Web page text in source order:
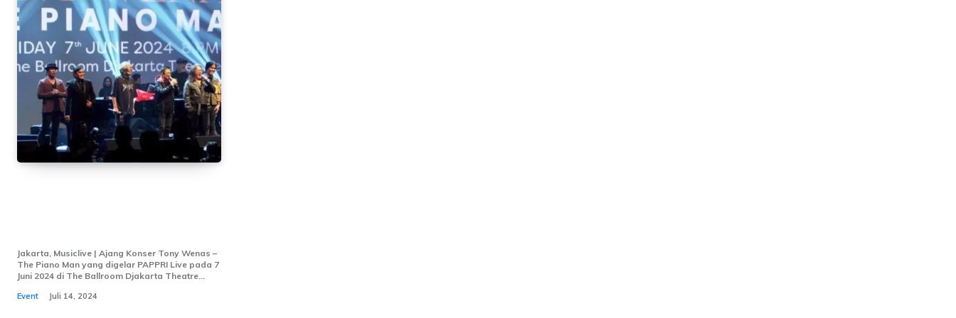
Jakarta, Musiclive | Ajang Konser Tony Wenas –
The Piano Man yang digelar PAPPRI Live pada 7
Juni 2024 di The Ballroom Djakarta Theatre...
Event Juli 14, 2024